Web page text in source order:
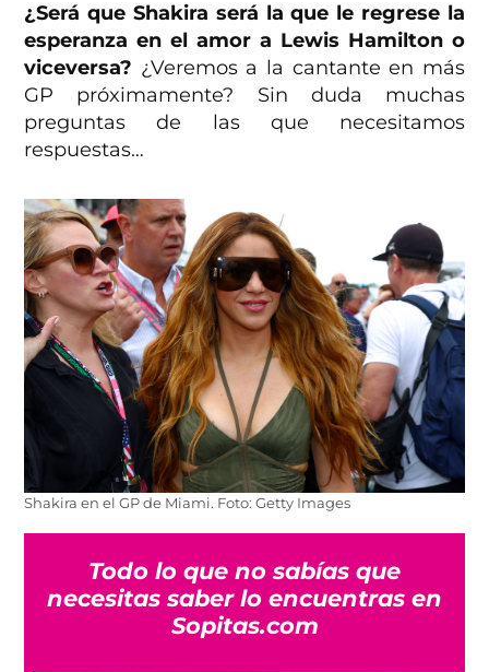
¿Será que Shakira será la que le regrese la
esperanza en el amor a Lewis Hamilton o
viceversa? ¿Veremos a la cantante en más
GP próximamente? Sin duda muchas
preguntas de las que necesitamos
respuestas…
Shakira en el GP de Miami. Foto: Getty Images
Todo lo que no sabías que
necesitas saber lo encuentras en
Sopitas.com